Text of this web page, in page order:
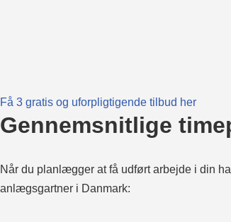
Få 3 gratis og uforpligtigende tilbud her
Gennemsnitlige
Når du planlægger at få udført arbejde i din
anlægsgartner i Danmark: